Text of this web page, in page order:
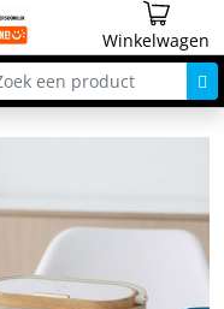
Winkelwagen